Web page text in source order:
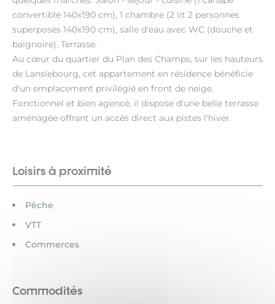
convertible 140x190 cm), 1 chambre (2 lit 2 personnes
superposés 140x190 cm), salle d'eau avec WC (douche et
baignoire). Terrasse.
Au cœur du quartier du Plan des Champs, sur les hauteurs
de Lanslebourg, cet appartement en résidence bénéficie
d'un emplacement privilégié en front de neige.
Fonctionnel et bien agencé, il dispose d'une belle terrasse
aménagée offrant un accès direct aux pistes l'hiver.
Loisirs à proximité
Pêche
VTT
Commerces
Commodités